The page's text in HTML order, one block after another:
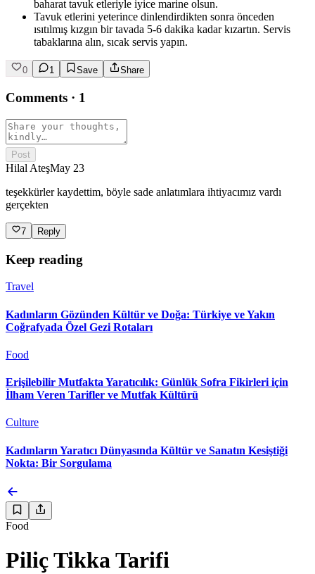
baharat tavuk etleriyle iyice marine olsun.
Tavuk etlerini yeterince dinlendirdikten sonra önceden
ısıtılmış kızgın bir tavada 5-6 dakika kadar kızartın. Servis
tabaklarına alın, sıcak servis yapın.
0 1 Save Share
Comments · 1
Post
Hilal AteşMay 23
teşekkürler kaydettim, böyle sade anlatımlara ihtiyacımız vardı
gerçekten
7 Reply
Keep reading
Travel
Kadınların Gözünden Kültür ve Doğa: Türkiye ve Yakın
Coğrafyada Özel Gezi Rotaları
Food
Erişilebilir Mutfakta Yaratıcılık: Günlük Sofra Fikirleri için
İlham Veren Tarifler ve Mutfak Kültürü
Culture
Kadınların Yaratıcı Dünyasında Kültür ve Sanatın Kesiştiği
Nokta: Bir Sorgulama
Food
Piliç Tikka Tarifi